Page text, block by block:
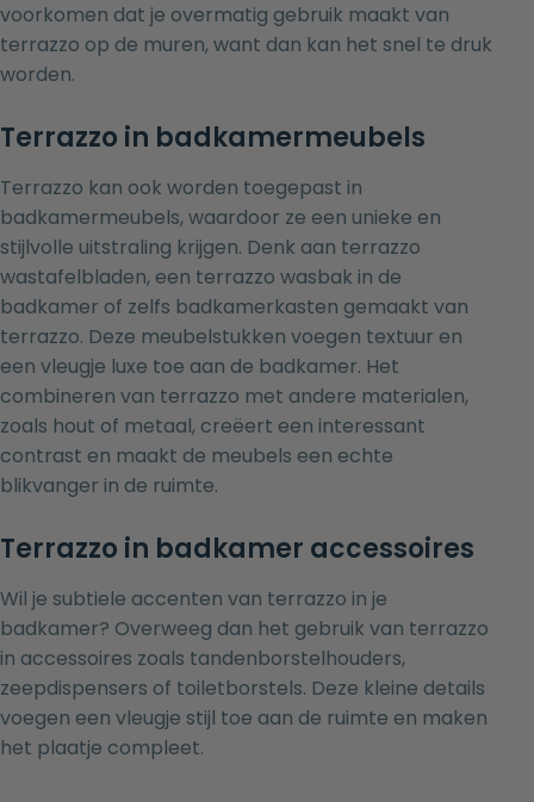
voorkomen dat je overmatig gebruik maakt van
terrazzo op de muren, want dan kan het snel te druk
worden.
Terrazzo in badkamermeubels
Terrazzo kan ook worden toegepast in
badkamermeubels, waardoor ze een unieke en
stijlvolle uitstraling krijgen. Denk aan terrazzo
wastafelbladen, een terrazzo wasbak in de
badkamer of zelfs badkamerkasten gemaakt van
terrazzo. Deze meubelstukken voegen textuur en
een vleugje luxe toe aan de badkamer. Het
combineren van terrazzo met andere materialen,
zoals hout of metaal, creëert een interessant
contrast en maakt de meubels een echte
blikvanger in de ruimte.
Terrazzo in badkamer accessoires
Wil je subtiele accenten van terrazzo in je
badkamer? Overweeg dan het gebruik van terrazzo
in accessoires zoals tandenborstelhouders,
zeepdispensers of toiletborstels. Deze kleine details
voegen een vleugje stijl toe aan de ruimte en maken
het plaatje compleet.